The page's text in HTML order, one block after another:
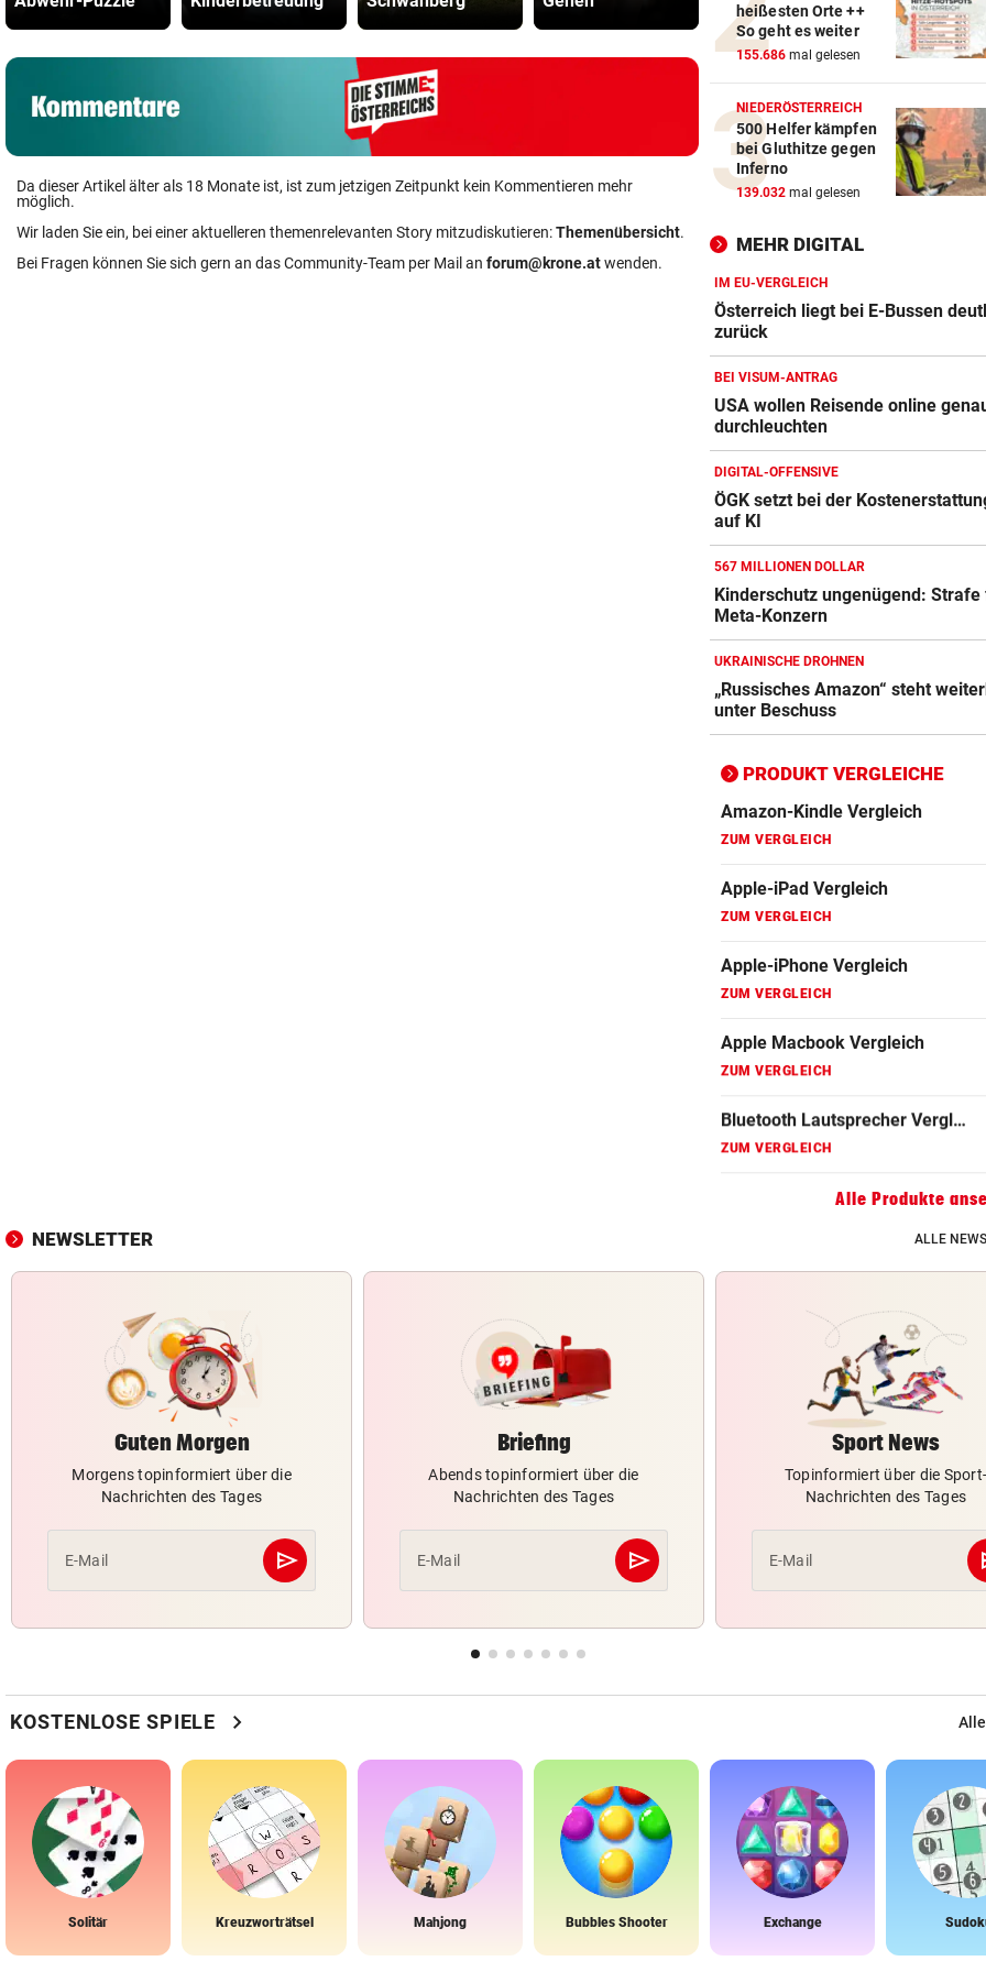
Da dieser Artikel älter als 18 Monate ist, ist zum jetzigen Zeitpunkt kein Kommentieren mehr
möglich.
Wir laden Sie ein, bei einer aktuelleren themenrelevanten Story mitzudiskutieren:Themenübersicht.
Bei Fragen können Sie sich gern an das Community-Team per Mail an forum@krone.atwenden.
EISHOCKEY-TRANSFER vor
Meister 99ers komplettiert
Abwehr-Puzzle
567 MILLIONEN DOLLAR vor
Kinderschutz ungenügend:
für Meta-Konzern
Post-Halbjahresgewinn um
heißesten Orte ++
So geht es weiter
155.686 mal gelesen
NIEDERÖSTERREICH
500 Helfer kämpfen
bei Gluthitze gegen
Inferno
139.032 mal gelesen
MEHR DIGITAL
IM EU-VERGLEICH
Österreich liegt bei E-Bussen
zurück
BEI VISUM-ANTRAG
USA wollen Reisende online
durchleuchten
DIGITAL-OFFENSIVE
ÖGK setzt bei der
auf KI
567 MILLIONEN DOLLAR
Kinderschutz ungenügend: Strafe
Meta-Konzern
UKRAINISCHE DROHNEN
„Russisches Amazon“ steht
unter Beschuss
PRODUKT VERGLEICHE
Amazon-Kindle Vergleich
ZUM VERGLEICH
Apple-iPad Vergleich
Apple-iPhone Vergleich
Apple Macbook Vergleich
ZUM VERGLEICH
ZUM VERGLEICH
DSL Speedtest
ZUM VERGLEICH
Fernseher Vergleich
ZUM VERGLEICH
Fritz Repeater Vergleich
ZUM VERGLEICH
Gaming Laptop Vergleich
Grafikkarten Vergleich
Alle Produkte
NEWSLETTER ALLE
Guten Morgen
Morgens topinformiert über die
Nachrichten des Tages
E-Mail send
Abschicken
Briefing
Abends topinformiert über die
Nachrichten des Tages
E-Mail send
Abschicken
Sport News
Topinformiert über die Sport-
Nachrichten des Tages
E-Mail
KOSTENLOSE SPIELE chevron_right
Solitär Kreuzworträtsel Mahjong Bubbles Shooter Exchange